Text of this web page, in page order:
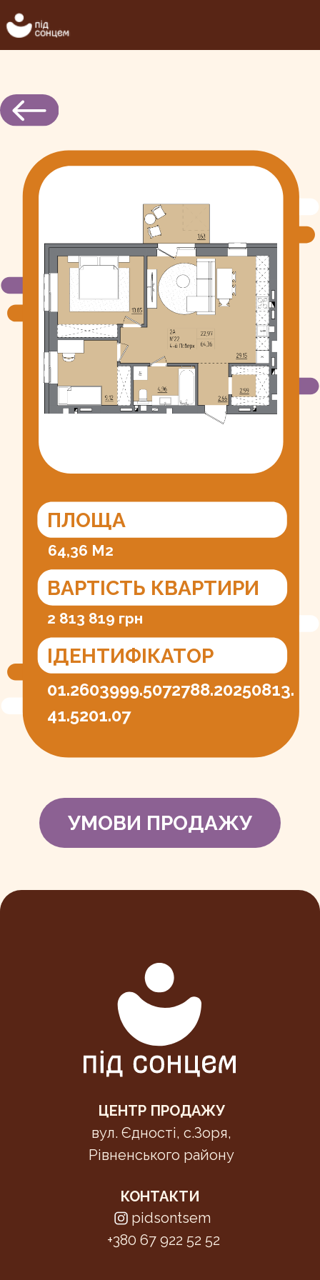
ІДЕНТИФІКАТОР
64,36 М2
2 813 819 грн
41.5201.07
УМОВИ ПРОДАЖУ
ПЛОЩА
КОНТАКТИ
+380 67 922 52 52
pidsontsem
ЦЕНТР ПРОДАЖУ
вул. Єдності, с.Зоря,
Рівненського району